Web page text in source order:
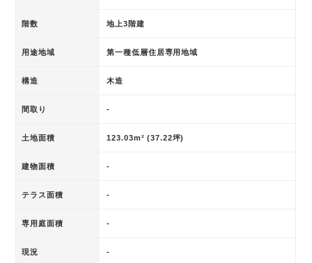
階数 地上3階建
用途地域 第一種低層住居専用地域
構造 木造
間取り -
土地面積 123.03m² (37.22坪)
建物面積 -
テラス面積 -
専用庭面積 -
現況 -